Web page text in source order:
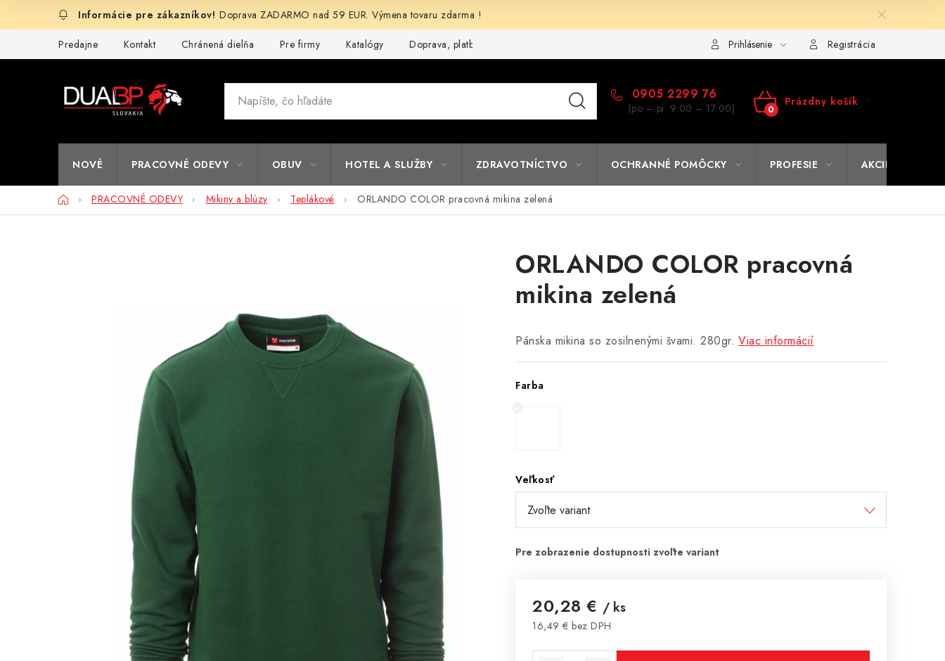
Doprava ZADARMO nad 59 EUR. Výmena tovaru zdarma !
Predajne Kontakt Chránená dielňa Pre firmy Katalógy Doprava, platba a zľavy Formulár na výmenu tovaru Kto sme Reklamačný poriadok
Prihlásenie Registrácia
0905 2299 76
(po – pi: 9:00 – 17:00)
NÁKUPNÝ
Prázdny košík
NOVÉ PRACOVNÉ ODEVY OBUV HOTEL A SLUŽBY ZDRAVOTNÍCTVO OCHRANNÉ POMÔCKY PROFESIE AKCIE
DomovPRACOVNÉ ODEVY Mikiny a blúzy Teplákové ORLANDO COLOR pracovná mikina zelená
ORLANDO COLOR pracovná
mikina zelená
Pánska mikina so zosilnenými švami. 280gr. Viac informácií
Farba
Veľkosť
20,28 € / ks
16,49 € bez DPH